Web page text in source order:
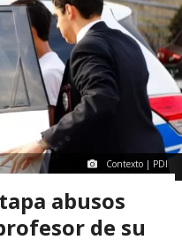
Contexto | PDI
abusos
de su